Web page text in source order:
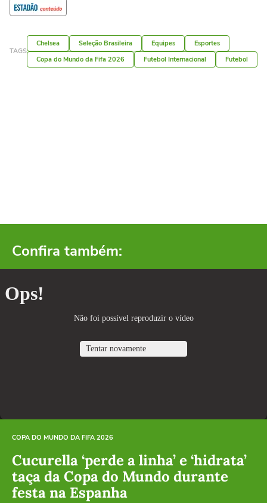
TAGS
Chelsea Seleção Brasileira Equipes
Esportes
Copa do Mundo da Fifa 2026
Futebol Internacional Futebol
Confira também:
COPA DO MUNDO DA FIFA 2026
Cucurella ‘perde a linha’ e ‘hidrata’
taça da Copa do Mundo durante
festa na Espanha